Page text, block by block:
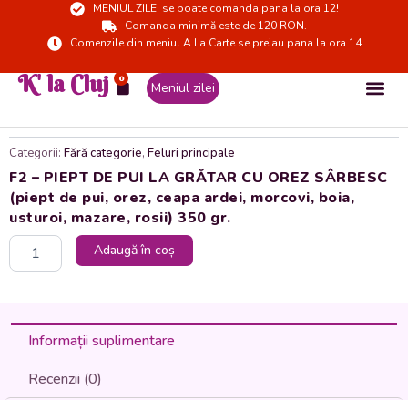
MENIUL ZILEI se poate comanda pana la ora 12!
Comanda minimă este de 120 RON.
Comenzile din meniul A La Carte se preiau pana la ora 14
K' la Cluj 0
Cart Meniul zilei
Categorii: Fără categorie, Feluri principale
F2 – PIEPT DE PUI LA GRĂTAR CU OREZ SÂRBESC
(piept de pui, orez, ceapa ardei, morcovi, boia,
usturoi, mazare, rosii) 350 gr.
Cantitate
GRĂTAR
Adaugă în coș
Informații suplimentare
Recenzii (0)